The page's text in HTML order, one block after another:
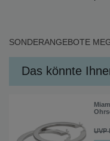
SONDERANGEBOTE
Das könnte
UVP